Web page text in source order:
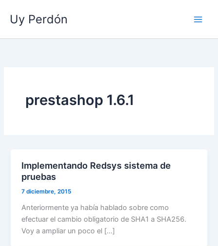
contenido
Uy Perdón
prestashop 1.6.1
Implementando Redsys sistema de
pruebas
7 diciembre, 2015
Anteriormente ya había hablado sobre como
efectuar el cambio obligatorio de SHA1 a SHA256.
Voy a ampliar un poco el […]